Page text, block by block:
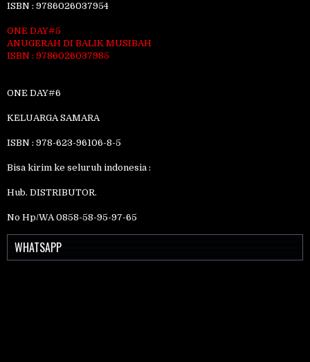
ISBN : 9786026037954
ONE DAY#5
ANUGERAH DI BALIK MUSIBAH
ISBN : 9786026037985
ONE DAY#6
KELUARGA SAMARA
ISBN : 978-623-96106-8-5
Bisa kirim ke seluruh indonesia :
Hub. DISTRIBUTOR.
No Hp/WA 0858-58-95-97-65
WHATSAPP